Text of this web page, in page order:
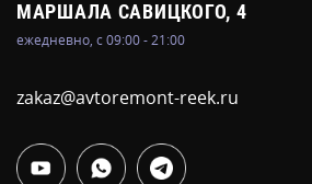
МАРШАЛА САВИЦКОГО, 4
ежедневно, с 09:00 - 21:00
zakaz@avtoremont-reek.ru